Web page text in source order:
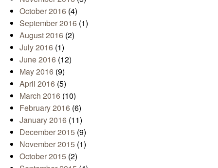
October 2016 (4)
September 2016 (1)
August 2016 (2)
July 2016 (1)
June 2016 (12)
May 2016 (9)
April 2016 (5)
March 2016 (10)
February 2016 (6)
January 2016 (11)
December 2015 (9)
November 2015 (1)
October 2015 (2)